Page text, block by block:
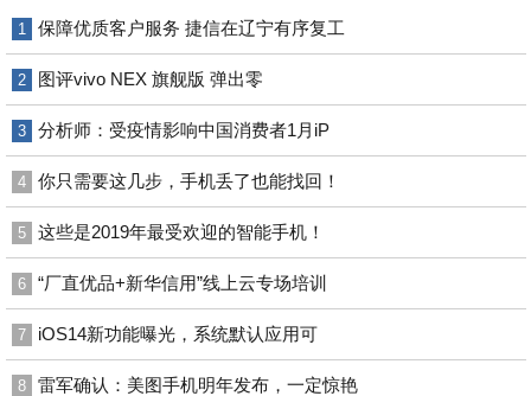
1 保障优质客户服务 捷信在辽宁有序复工
2 图评vivo NEX 旗舰版 弹出零
3 分析师：受疫情影响中国消费者1月iP
4 你只需要这几步，手机丢了也能找回！
5 这些是2019年最受欢迎的智能手机！
6 “厂直优品+新华信用”线上云专场培训
7 iOS14新功能曝光，系统默认应用可
8 雷军确认：美图手机明年发布，一定惊艳